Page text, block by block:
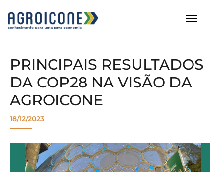
PRINCIPAIS RESULTADOS
DA COP28 NA VISÃO DA
AGROICONE
18/12/2023